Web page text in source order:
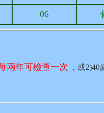
06
兩年可檢查一次 ，或